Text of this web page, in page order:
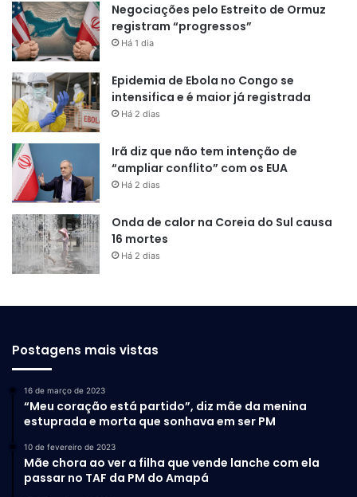
Negociações pelo Estreito de Ormuz
registram “progressos”
Há 1 dia
Epidemia de Ebola no Congo se
intensifica e é maior já registrada
Há 2 dias
Irã diz que não tem intenção de
“ampliar conflito” com os EUA
Há 2 dias
Onda de calor na Coreia do Sul causa
16 mortes
Há 2 dias
Postagens mais vistas
16 de março de 2023
“Meu coração está partido”, diz mãe da menina
estuprada e morta que sonhava em ser PM
10 de fevereiro de 2023
Mãe chora ao ver a filha que vende lanche com ela
passar no TAF da PM do Amapá